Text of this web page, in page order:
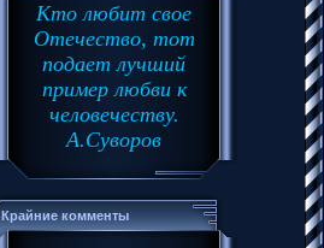
Кто любит свое
Отечество, тот
подает лучший
пример любви к
человечеству.
А.Суворов
Крайние комменты